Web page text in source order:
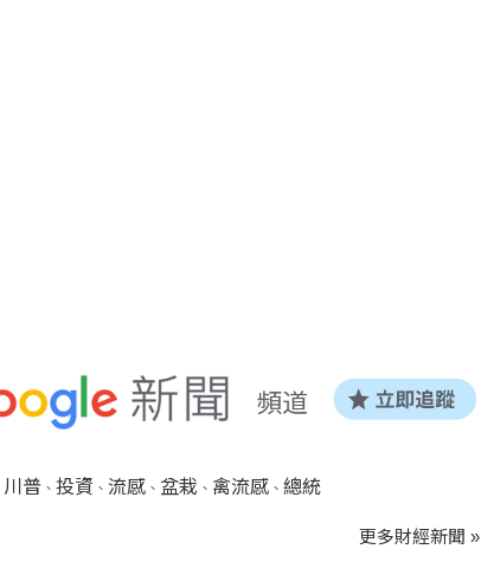
川普、 投資 、 流感、 盆栽 、 禽流感、 總統
更多財經新聞 »